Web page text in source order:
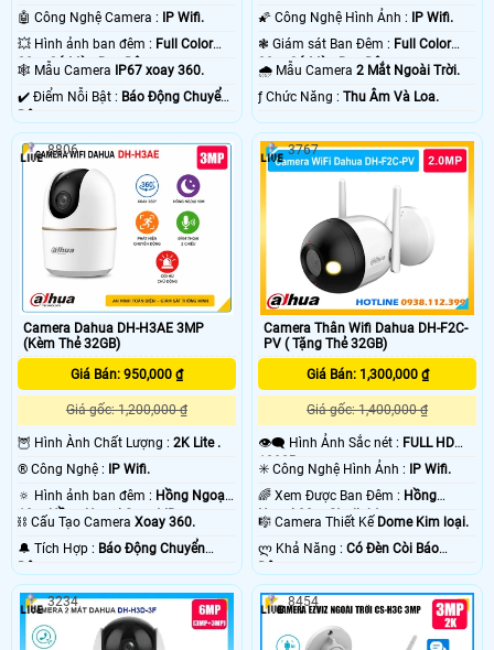
🤖️ Công Nghệ Camera : IP Wifi.
💥 Hình ảnh ban đêm : Full Color
30m Có Màu Ban Ðêm.
🕸️ Mẫu Camera IP67 xoay 360.
️✔️ Điểm Nỗi Bật : Báo Động Chuyển
Động.
🌠 Công Nghệ Hình Ảnh : IP Wifi.
❃ Giám sát Ban Đêm : Full Color
30m Có Màu Ban Ðêm.
🌧️ Mẫu Camera2 Mắt Ngoài Trời.
️ƒ Chức Năng :Thu Âm Và Loa.
Camera Dahua DH-H3AE 3MP
(Kèm Thẻ 32GB)
Giá Bán: 950,000 ₫
Giá gốc: 1,200,000 ₫
🦉 Hình Ành Chất Lượng : 2K Lite .
®️ Công Nghệ :
IP Wifi.
🔅 Hình ảnh ban đêm : Hồng Ngoại
10m Hồng Ngoại Smart IR.
⛓ Cấu Tạo Camera Xoay 360.
️🔔 Tích Hợp : Báo Động Chuyển
8806
Camera Thân Wifi Dahua DH-F2C-
PV ( Tặng Thẻ 32GB)
Giá Bán: 1,300,000 ₫
Giá gốc: 1,400,000 ₫
👁️‍🗨 Hình Ảnh Sắc nét : FULL HD
1080P .
✳️ Công Nghệ Hình Ảnh :
IP Wifi.
🌈 Xem Được Ban Đêm : Hồng
Ngoại 30m Starlight.
🎼️ Camera Thiết Kế Dome Kim loại.
️ლ Khả Năng :Có Ðèn Còi Báo
3767
3234 8454